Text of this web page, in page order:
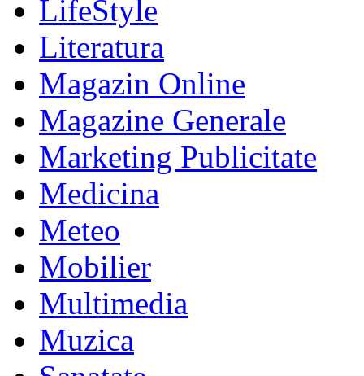
LifeStyle
Literatura
Magazin Online
Magazine Generale
Marketing Publicitate
Medicina
Meteo
Mobilier
Multimedia
Muzica